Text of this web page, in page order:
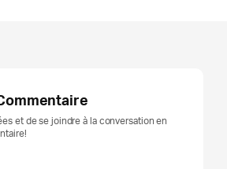
et de se joindre à la conversation en